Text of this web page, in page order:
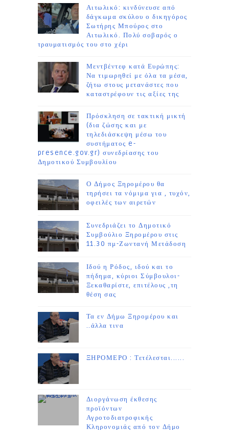
Αιτωλικό: κινδύνευσε από
δάγκωμα σκύλου ο δικηγόρος
Σωτήρης Μπούρος στο
Αιτωλικό. Πολύ σοβαρός ο
τραυματισμός του στο χέρι
Μεντβέντεφ κατά Ευρώπης:
Να τιμωρηθεί με όλα τα μέσα,
ζήτω στους μετανάστες που
καταστρέφουν τις αξίες της
Πρόσκληση σε τακτική μικτή
(δια ζώσης και με
τηλεδιάσκεψη μέσω του
συστήματος e-
presence.gov.gr) συνεδρίασης του
Δημοτικού Συμβουλίου
Ο Δήμος Ξηρομέρου θα
τηρήσει τα νόμιμα για , τυχόν,
οφειλές των αιρετών
Συνεδριάζει το Δημοτικό
Συμβούλιο Ξηρομέρου στις
11.30 πμ-Ζωντανή Μετάδοση
Ιδού η Ρόδος, ιδού και το
πήδημα, κύριοι Σύμβουλοι-
Ξεκαθαρίστε, επιτέλους ,τη
θέση σας
Τα εν Δήμω Ξηρομέρου και
..άλλα τινα
ΞΗΡΟΜΕΡΟ : Τετέλεσται......
Διοργάνωση έκθεσης
προϊόντων
Αγροτοδιατροφικής
Κληρονομιάς από τον Δήμο